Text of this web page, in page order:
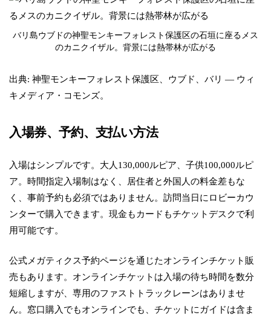
バリ島ウブドの神聖モンキーフォレスト保護区の石垣に座るメス
のカニクイザル。背景には熱帯林が広がる
出典: 神聖モンキーフォレスト保護区、ウブド、バリ — ウィ
キメディア・コモンズ。
入場券、予約、支払い方法
入場はシンプルです。大人130,000ルピア、子供100,000ルピ
ア。時間指定入場制はなく、居住者と外国人の料金差もな
く、事前予約も必須ではありません。訪問当日にロビーカウ
ンターで購入できます。現金もカードもチケットデスクで利
用可能です。
公式メガティクス予約ページを通じたオンラインチケット販
売もあります。オンラインチケットは入場の待ち時間を数分
短縮しますが、専用のファストトラックレーンはありませ
ん。窓口購入でもオンラインでも、チケットにガイドは含ま